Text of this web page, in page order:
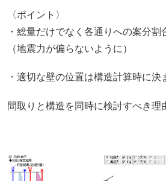
〈ポイント〉
・総量だけでなく各通りへの案分割
（地震力が偏らないように）
・適切な壁の位置は構造計算時に決
間取りと構造を同時に検討すべき理